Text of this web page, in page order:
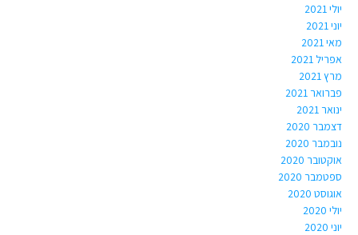
יולי 2021
יוני 2021
מאי 2021
אפריל 2021
מרץ 2021
פברואר 2021
ינואר 2021
דצמבר 2020
נובמבר 2020
אוקטובר 2020
ספטמבר 2020
אוגוסט 2020
יולי 2020
יוני 2020